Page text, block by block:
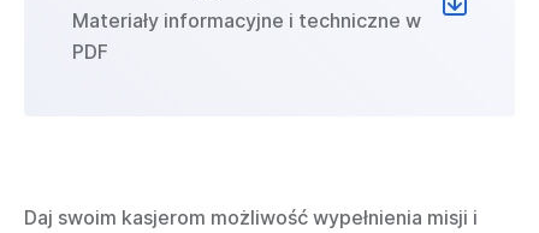
Materiały informacyjne i techniczne w
PDF
Daj swoim kasjerom możliwość wypełnienia misji i